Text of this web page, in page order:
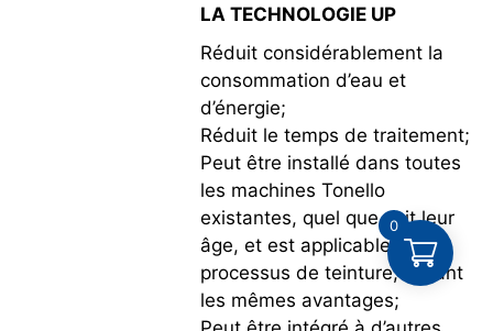
LA TECHNOLOGIE UP
Réduit considérablement la
consommation d’eau et
d’énergie;
Réduit le temps de traitement;
Peut être installé dans toutes
les machines Tonello
existantes, quel que soit leur
âge, et est applicable au
processus de teinture, offrant
les mêmes avantages;
0